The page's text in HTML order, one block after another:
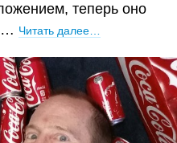
теперь оно
Читать далее…